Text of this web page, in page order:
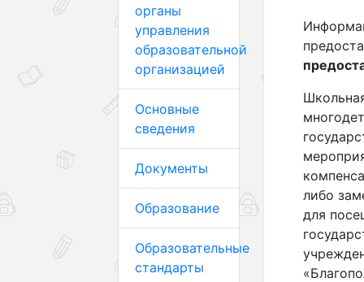
органы
управления
образовательной
организацией
Основные
сведения
Документы
Образование
Образовательные
стандарты
либо
для